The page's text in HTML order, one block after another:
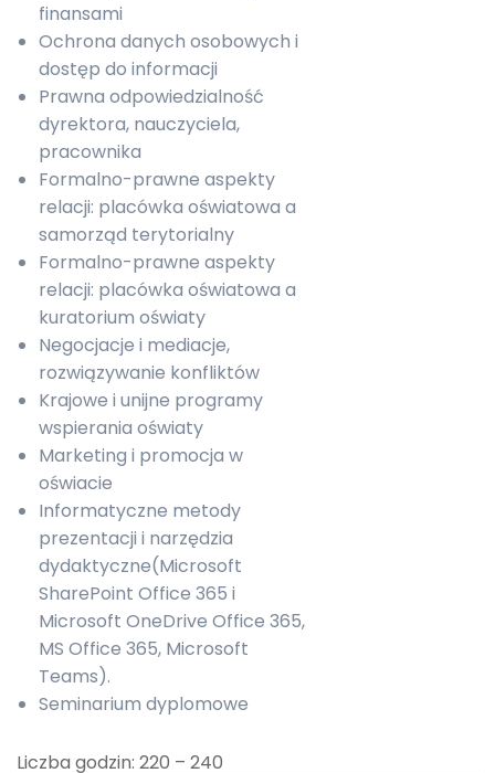
finansami
Ochrona danych osobowych i
dostęp do informacji
Prawna odpowiedzialność
dyrektora, nauczyciela,
pracownika
Formalno-prawne aspekty
relacji: placówka oświatowa a
samorząd terytorialny
Formalno-prawne aspekty
relacji: placówka oświatowa a
kuratorium oświaty
Negocjacje i mediacje,
rozwiązywanie konfliktów
Krajowe i unijne programy
wspierania oświaty
Marketing i promocja w
oświacie
Informatyczne metody
prezentacji i narzędzia
dydaktyczne(Microsoft
SharePoint Office 365 i
Microsoft OneDrive Office 365,
MS Office 365, Microsoft
Teams).
Seminarium dyplomowe
Liczba godzin: 220 – 240